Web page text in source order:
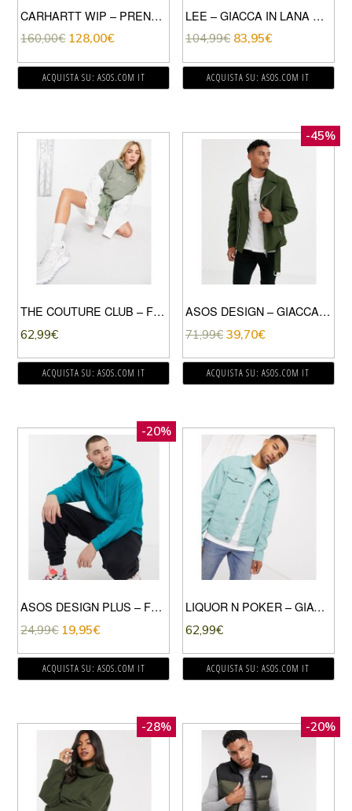
CARHARTT WIP – PRENTIS – FELPA MIMETICA IN PILE CON CERNIERA INTERA-VERDE
160,00€ 128,00€
ACQUISTA SU: ASOS.COM IT
LEE – GIACCA IN LANA EFFETTO MONTONE KAKI A QUADRI-VERDE
104,99€ 83,95€
ACQUISTA SU: ASOS.COM IT
THE COUTURE CLUB – FELPA CON CAPPUCCIO CORTA CON LOGO COLOR KAKI-VERDE
62,99€
ACQUISTA SU: ASOS.COM IT
-45%
ASOS DESIGN – GIACCA BIKER IN MISTO LANA KAKI CON CINTURA-VERDE
71,99€ 39,70€
ACQUISTA SU: ASOS.COM IT
-20%
ASOS DESIGN PLUS – FELPA OVERSIZE VERDE-AZZURRO CON ROVESCIO A RICCI
24,99€ 19,95€
ACQUISTA SU: ASOS.COM IT
LIQUOR N POKER – GIACCA DI JEANS VERDE SALVIA
62,99€
ACQUISTA SU: ASOS.COM IT
-28% -20%